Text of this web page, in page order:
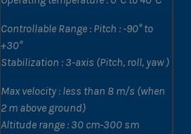
Controllable Range : Pitch : -90° to
+30°
Stabilization : 3-axis (Pitch, roll, yaw )
Max velocity : less than 8 m/s (when
2 m above ground)
Altitude range : 30 cm-300 sm